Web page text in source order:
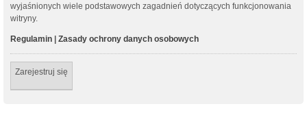
wyjaśnionych wiele podstawowych zagadnień dotyczących funkcjonowania
witryny.
Regulamin | Zasady ochrony danych osobowych
Zarejestruj się